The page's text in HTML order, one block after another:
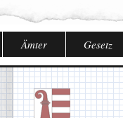
Ämter Gesetz